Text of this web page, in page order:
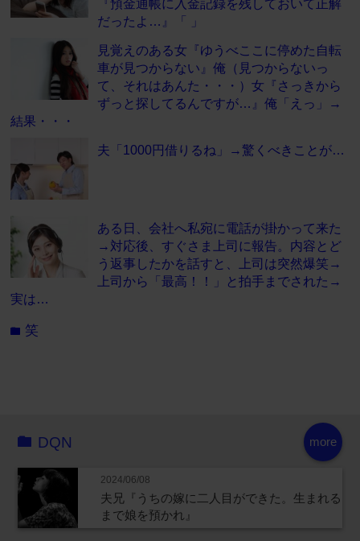
だったよ…』「 」
見覚えのある女『ゆうべここに停めた自転
車が見つからない』俺（見つからないっ
て、それはあんた・・・）女『さっきから
ずっと探してるんですが…』俺「えっ」→
結果・・・
夫「1000円借りるね」→驚くべきことが…
ある日、会社へ私宛に電話が掛かって来た
→対応後、すぐさま上司に報告。内容とど
う返事したかを話すと、上司は突然爆笑→
上司から「最高！！」と拍手までされた→
実は…
folder 笑
more
DQN
2024/06/08
夫兄『うちの嫁に二人目ができた。生まれる
まで娘を預かれ』